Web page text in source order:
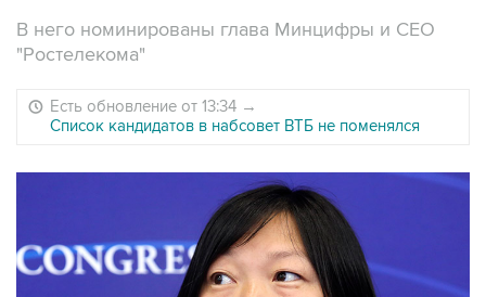
В него номинированы глава Минцифры и СЕО
"Ростелекома"
Есть обновление от 13:34 →
Список кандидатов в набсовет ВТБ не поменялся